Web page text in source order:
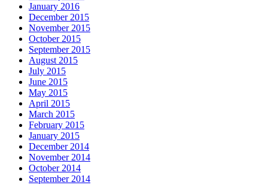
January 2016
December 2015
November 2015
October 2015
September 2015
August 2015
July 2015
June 2015
May 2015
April 2015
March 2015
February 2015
January 2015
December 2014
November 2014
October 2014
September 2014